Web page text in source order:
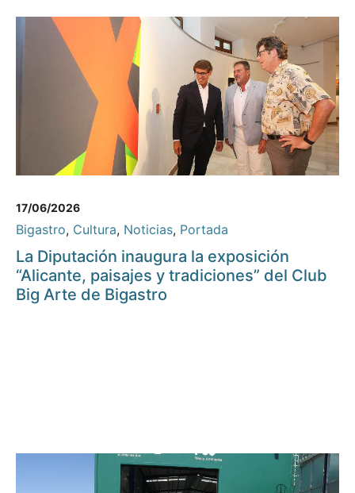
17/06/2026
Bigastro, Cultura, Noticias, Portada
La Diputación inaugura la exposición
“Alicante, paisajes y tradiciones” del Club
Big Arte de Bigastro